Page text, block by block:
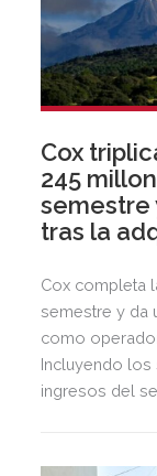
Cox
245
semestre
tras la
Cox completa
semestre y da
como
Incluyendo los
ingresos del